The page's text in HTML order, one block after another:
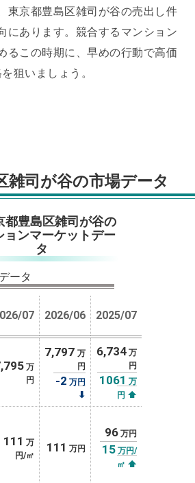
東京都豊島区雑司が谷の売出し件
にあります。 競合するマンション
るこの時期に、早めの行動で高価
狙いましょう。
雑司が谷の市場データ
豊島区雑司が谷の
ョンマーケットデー
タ
ータ
07 2026/06 2025/07
万
円
7,797 万
円
-2 万円
⬇
6,734 万
円
1061 万
円 ⬆
111 万
円/㎡
111 万円
96 万円
15 万円/
㎡ ⬆